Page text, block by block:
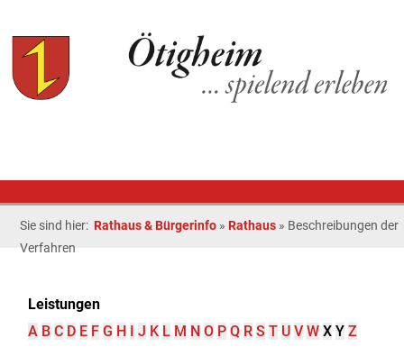
Sie sind hier: Rathaus & Bürgerinfo » Rathaus » Beschreibungen der
Verfahren
Leistungen
A B C D E F G H I J K L M N O P Q R S T U V W X Y Z